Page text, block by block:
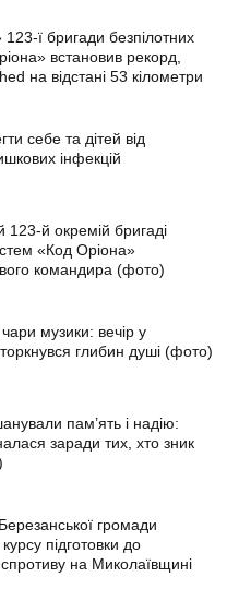
123-ї бригади безпілотних
встановив рекорд,
на відстані 53 кілометри
себе та дітей від
інфекцій
123-й окремій бригаді
«Код Оріона»
командира (фото)
музики: вечір у
глибин душі (фото)
пам’ять і надію:
заради тих, хто зник
громади
підготовки до
на Миколаївщині